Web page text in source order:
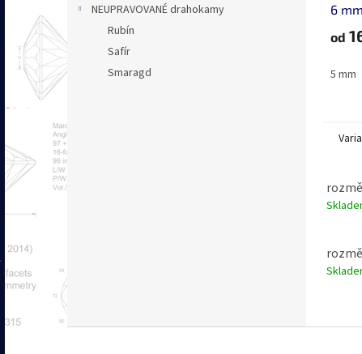
NEUPRAVOVANÉ drahokamy
Rubín
Safír
Smaragd
6
od
5 mm